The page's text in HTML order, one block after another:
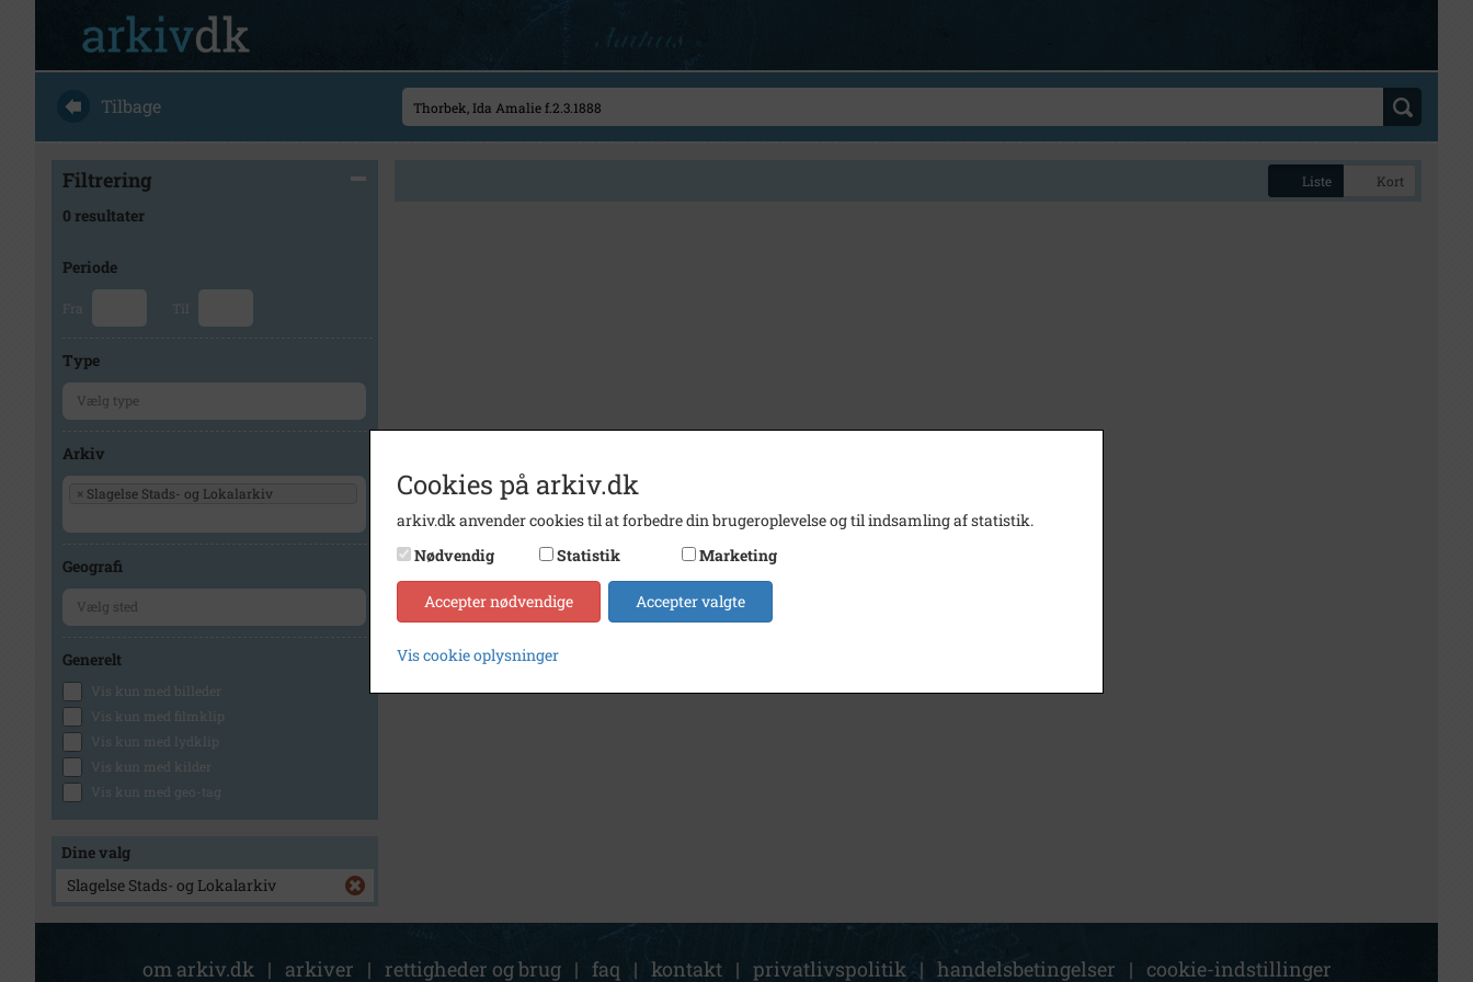
Tilbage
Filtrering
0 resultater
Periode
Fra Til
Type
Arkiv
× Slagelse Stads- og Lokalarkiv
Geografi
Generelt
Vis kun med billeder
Vis kun med filmklip
Vis kun med lydklip
Vis kun med kilder
Vis kun med geo-tag
Dine valg
Slagelse Stads- og Lokalarkiv
Liste Kort
om arkiv.dk | arkiver | rettigheder og brug | faq | kontakt | privatlivspolitik | handelsbetingelser | cookie-indstillinger
Cookies på arkiv.dk
arkiv.dk anvender cookies til at forbedre din brugeroplevelse og til indsamling af statistik.
Nødvendig
Statistik Marketing
Accepter nødvendige Accepter valgte
Vis cookie oplysninger